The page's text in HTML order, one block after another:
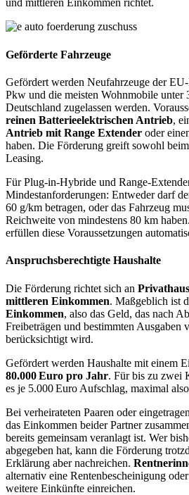
und mittleren Einkommen richtet.
Geförderte Fahrzeuge
Gefördert werden Neufahrzeuge der
Pkw und die meisten Wohnmobile unter
Deutschland zugelassen werden.
reinen Batterieelektrischen Antrieb,
Antrieb mit Range Extender oder
haben. Die Förderung greift sowohl
Leasing.
Für Plug-in-Hybride und Range-
Mindestanforderungen: Entweder darf
60 g/km betragen, oder das Fahrzeug
Reichweite von mindestens 80 km
erfüllen diese Voraussetzungen
Anspruchsberechtigte Haushalte
Die Förderung richtet sich an
mittleren Einkommen. Maßgeblich ist
Einkommen, also das Geld, das nach
Freibeträgen und bestimmten Ausgaben
berücksichtigt wird.
Gefördert werden Haushalte mit einem
80.000 Euro pro Jahr. Für bis zu zwei
es je 5.000 Euro Aufschlag, maximal also
Bei verheirateten Paaren oder
das Einkommen beider Partner
bereits gemeinsam veranlagt ist. Wer
abgegeben hat, kann die Förderung
Erklärung aber nachreichen.
alternativ eine Rentenbescheinigung
weitere Einkünfte einreichen.